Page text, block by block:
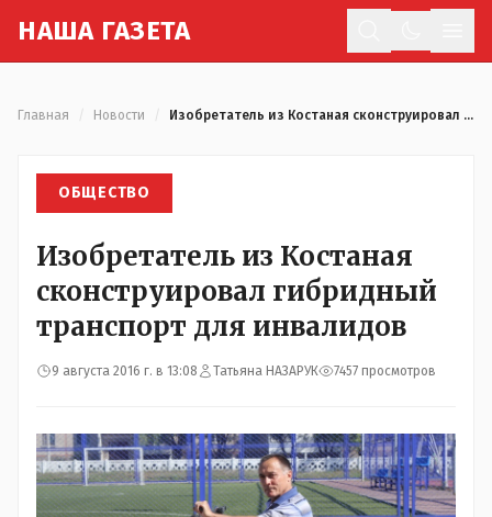
НАША ГАЗЕТА
Главная Новости Изобретатель из Костаная сконструировал гибридный транспорт для инвалидов
ОБЩЕСТВО
Изобретатель из Костаная
сконструировал гибридный
транспорт для инвалидов
9 августа 2016 г. в 13:08 Татьяна НАЗАРУК 7457 просмотров